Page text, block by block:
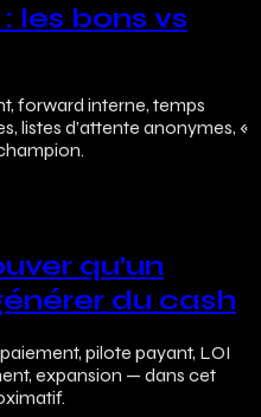
les bons vs
forward interne, temps
listes d’attente anonymes, «
qu’un
du cash
pilote payant, LOI
expansion — dans cet